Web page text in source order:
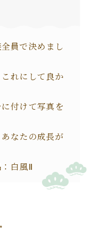
員で決めまし
れにして良か
付けて写真を
なたの成長が
白風Ⅱ